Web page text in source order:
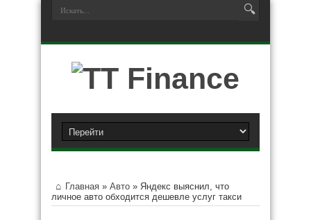
Главная » Авто » Яндекс выяснил, что
личное авто обходится дешевле услуг такси